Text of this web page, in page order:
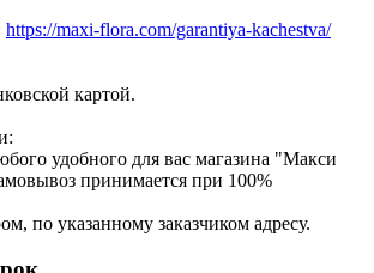
https://maxi-flora.com/garantiya-kachestva/
картой.
удобного для вас магазина "Макси
принимается при 100%
по указанному заказчиком адресу.